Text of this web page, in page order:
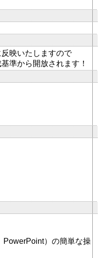
映いたしますので
準から開放されます！
）の簡単な操